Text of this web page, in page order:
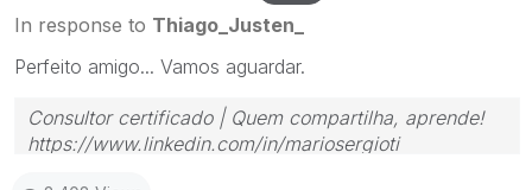
In response to Thiago_Justen_
Perfeito amigo... Vamos aguardar.
Consultor certificado | Quem compartilha, aprende!
https://www.linkedin.com/in/mariosergioti